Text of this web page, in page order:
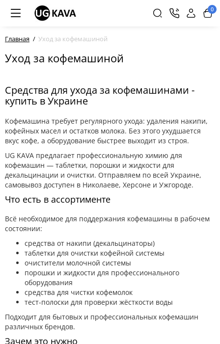
0
Главная Уход за кофемашиной
Уход за кофемашиной
Средства для ухода за кофемашинами -
купить в Украине
Кофемашина требует регулярного ухода: удаления накипи,
кофейных масел и остатков молока. Без этого ухудшается
вкус кофе, а оборудование быстрее выходит из строя.
UG KAVA предлагает профессиональную химию для
кофемашин — таблетки, порошки и жидкости для
декальцинации и очистки. Отправляем по всей Украине,
самовывоз доступен в Николаеве, Херсоне и Ужгороде.
Что есть в ассортименте
Всё необходимое для поддержания кофемашины в рабочем
состоянии:
средства от накипи (декальцинаторы)
таблетки для очистки кофейной системы
очистители молочной системы
порошки и жидкости для профессионального
оборудования
средства для чистки кофемолок
тест-полоски для проверки жёсткости воды
Подходит для бытовых и профессиональных кофемашин
различных брендов.
Зачем это нужно